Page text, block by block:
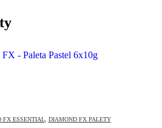
FX ESSENTIAL, DIAMOND FX PALETY